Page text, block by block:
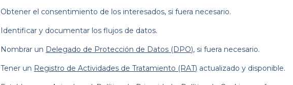
Obtener el consentimiento de los interesados, si fuera necesario.
Identificar y documentar los flujos de datos.
Nombrar un Delegado de Protección de Datos (DPO), si fuera necesario.
Tener un Registro de Actividades de Tratamiento (RAT) actualizado y disponible.